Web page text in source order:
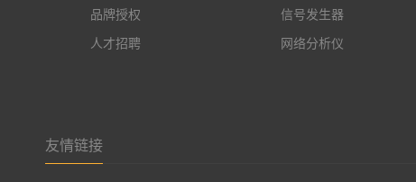
品牌授权
人才招聘
信号发生器
网络分析仪
友情链接